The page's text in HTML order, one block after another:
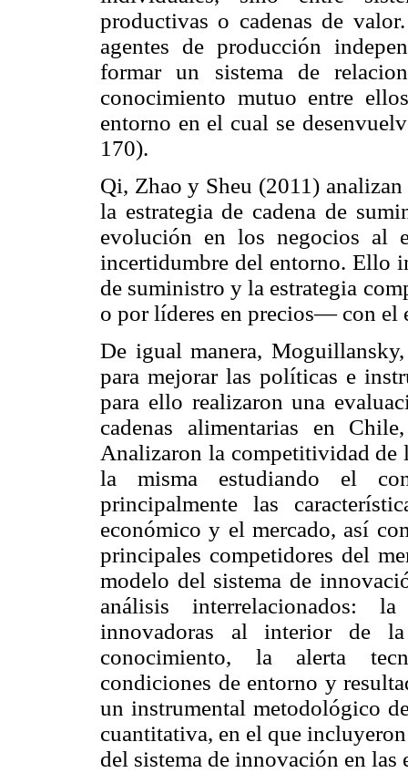
productivas o cadenas de
agentes de producción
formar un sistema de
conocimiento mutuo entre
entorno en el cual se
170).
Qi, Zhao y Sheu (2011)
la estrategia de cadena de
evolución en los negocios al
incertidumbre del entorno. Ello
de suministro y la estrategia
o por líderes en precios— con el
De igual manera,
para mejorar las políticas e
para ello realizaron una
cadenas alimentarias en
Analizaron la competitividad de
la misma estudiando el
principalmente las
económico y el mercado, así
principales competidores del
modelo del sistema de
análisis interrelacionados:
innovadoras al interior de
conocimiento, la alerta
condiciones de entorno y
un instrumental metodológico
cuantitativa, en el que
del sistema de innovación en las